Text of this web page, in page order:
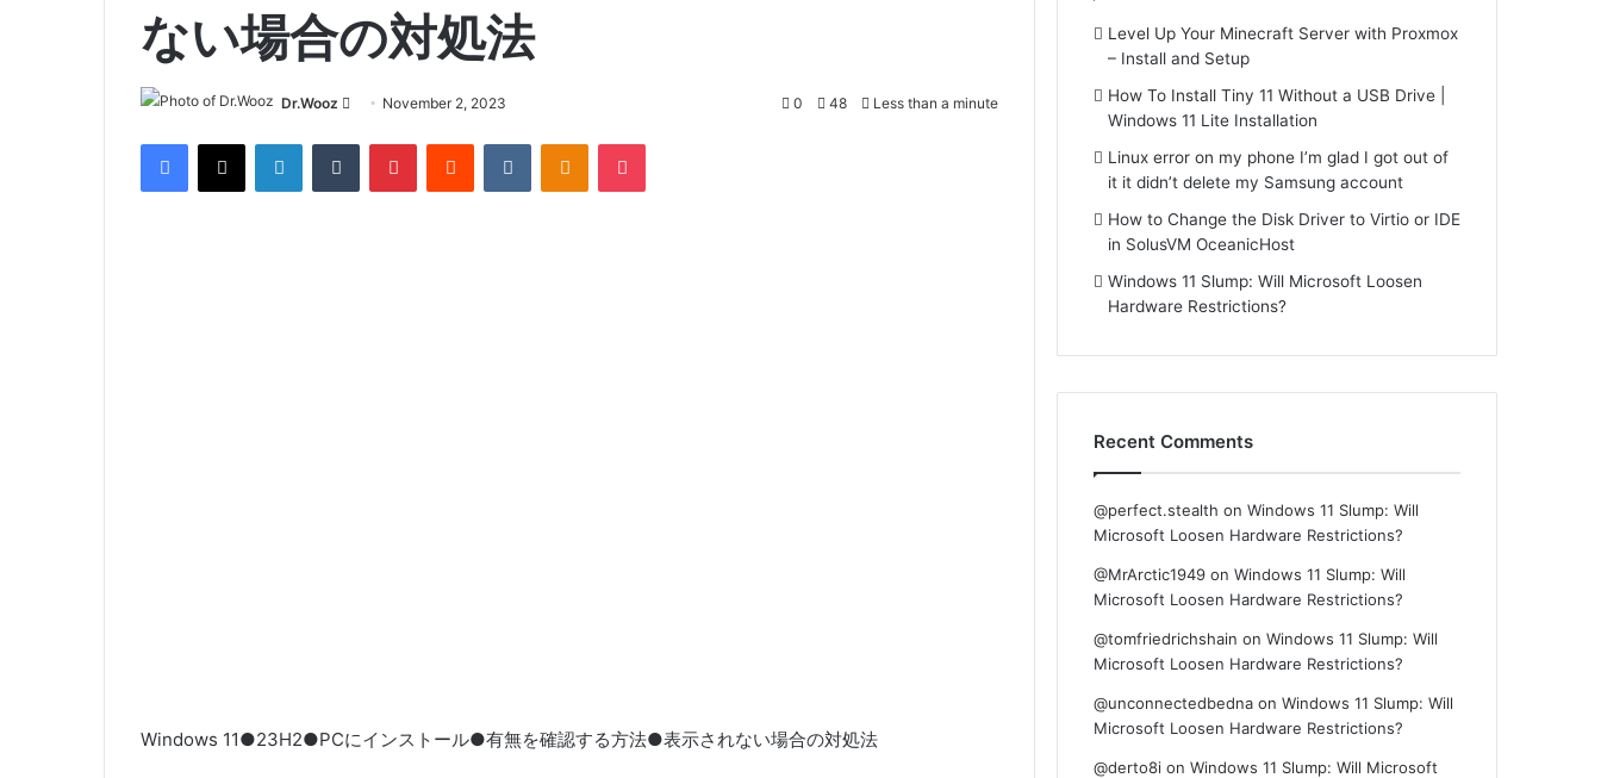
ない場合の対処法
Dr.Wooz
Send November 2, 2023 0 48 Less than a minute
Facebook
X LinkedInTumblr PinterestReddit VKontakteOdnoklassniki
Pocket
Windows 11●23H2●PCにインストール●有無を確認する方法●表示されない場合の対処法
Level Up Your Minecraft Server with Proxmox
– Install and Setup
How To Install Tiny 11 Without a USB Drive |
Windows 11 Lite Installation
Linux error on my phone I’m glad I got out of
it it didn’t delete my Samsung account
How to Change the Disk Driver to Virtio or IDE
in SolusVM OceanicHost
Windows 11 Slump: Will Microsoft Loosen
Hardware Restrictions?
Recent Comments
@perfect.stealth onWindows 11 Slump: Will
Microsoft Loosen Hardware Restrictions?
@MrArctic1949 onWindows 11 Slump: Will
Microsoft Loosen Hardware Restrictions?
@tomfriedrichshain onWindows 11 Slump: Will
Microsoft Loosen Hardware Restrictions?
@unconnectedbedna onWindows 11 Slump: Will
Microsoft Loosen Hardware Restrictions?
@derto8i onWindows 11 Slump: Will Microsoft